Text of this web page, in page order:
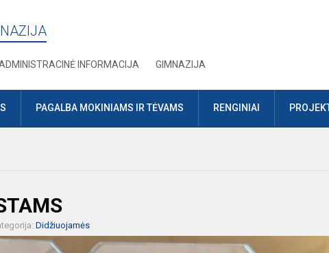
INFORMACIJA GIMNAZIJA
PAGALBA MOKINIAMS IR TĖVAMS RENGINIAI
Didžiuojamės